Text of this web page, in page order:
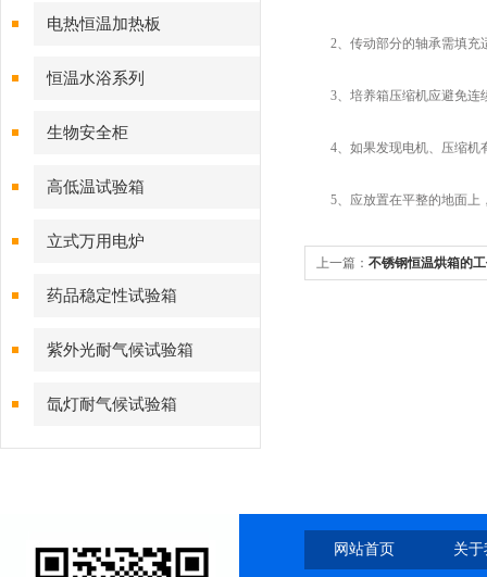
电热恒温加热板
恒温水浴系列
生物安全柜
高低温试验箱
立式万用电炉
药品稳定性试验箱
紫外光耐气候试验箱
氙灯耐气候试验箱
2、传动部分的轴承需填充适
3、培养箱压缩机应避免连
4、如果发现电机、压缩机有
5、应放置在平整的地面上
上一篇： 不锈钢恒温烘箱的
网站首页 关